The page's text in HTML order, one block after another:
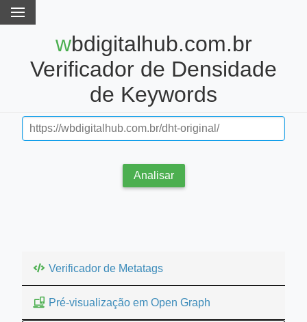
wbdigitalhub.com.br
Verificador de Densidade
de Keywords
Analisar
Verificador de Metatags
Pré-visualização em Open Graph